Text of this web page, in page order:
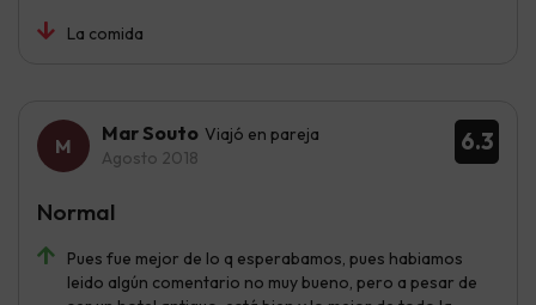
La comida
6.3
Mar Souto Viajó en pareja
Agosto 2018
Pues fue mejor de lo q esperabamos, pues habiamos
leido algún comentario no muy bueno, pero a pesar de
Normal